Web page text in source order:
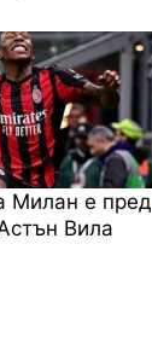
Милан е пред
Вила